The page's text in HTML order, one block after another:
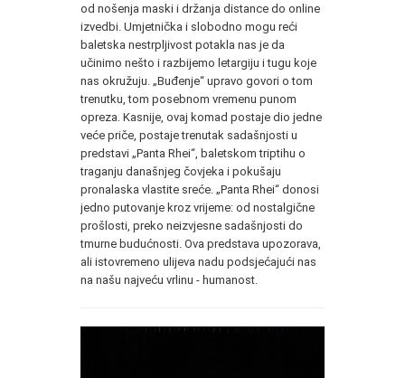
od nošenja maski i držanja distance do online
izvedbi. Umjetnička i slobodno mogu reći
baletska nestrpljivost potakla nas je da
učinimo nešto i razbijemo letargiju i tugu koje
nas okružuju. „Buđenje“ upravo govori o tom
trenutku, tom posebnom vremenu punom
opreza. Kasnije, ovaj komad postaje dio jedne
veće priče, postaje trenutak sadašnjosti u
predstavi „Panta Rhei“, baletskom triptihu o
traganju današnjeg čovjeka i pokušaju
pronalaska vlastite sreće. „Panta Rhei“ donosi
jedno putovanje kroz vrijeme: od nostalgične
prošlosti, preko neizvjesne sadašnjosti do
tmurne budućnosti. Ova predstava upozorava,
ali istovremeno ulijeva nadu podsjećajući nas
na našu najveću vrlinu - humanost.